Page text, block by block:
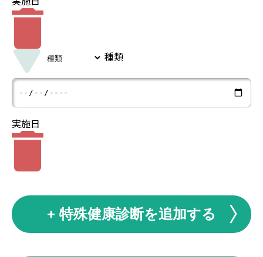
種類
実施日
+ 特殊健康診断を追加する